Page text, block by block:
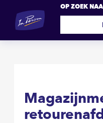
OP ZOEK
retourenafdeling